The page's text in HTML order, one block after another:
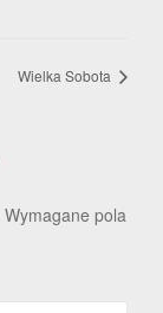
Wielka Sobota
Wymagane pola